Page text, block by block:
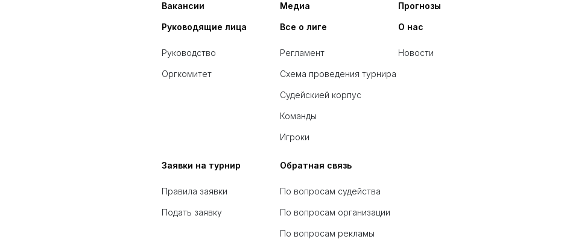
Все о лиге
Регламент
Схема проведения турнира
Судейскией корпус
Команды
Игроки
Заявки на турнир
Правила заявки
Подать заявку
Медиа Прогнозы
О нас
Новости
Вакансии
Руководящие лица
Руководство
Оргкомитет
Обратная связь
По вопросам судейства
По вопросам организации
По вопросам рекламы